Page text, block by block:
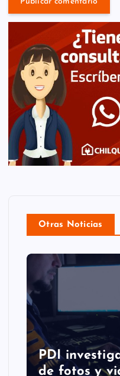
Otras Noticias
Libertad de
parará de
ganar la